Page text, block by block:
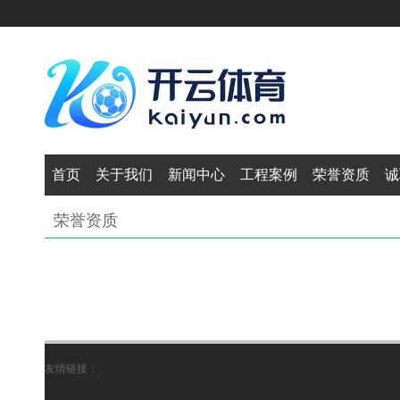
首页 关于我们 新闻中心 工程案例 荣誉资质
荣誉资质
友情链接：